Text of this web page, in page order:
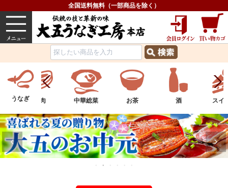
全国送料無料（一部商品を除く）
うなぎ 内祝い グルメ
うなぎ中華総菜 お茶 酒 スイーツ フル